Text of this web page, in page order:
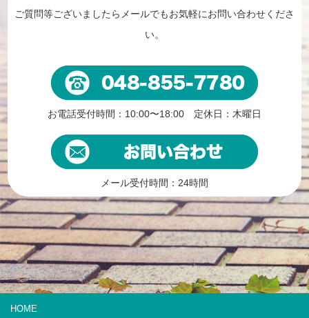
ご質問等ございましたらメールでもお気軽にお問い合わせくださ
い。
お電話受付時間：10:00〜18:00 定休日：木曜日
メール受付時間：24時間
HOME